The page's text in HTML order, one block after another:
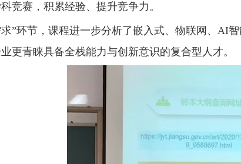
竞赛，积累经验、提升竞争力。
”环节，课程进一步分析了嵌入式、物联网、AI
更青睐具备全栈能力与创新意识的复合型人才。